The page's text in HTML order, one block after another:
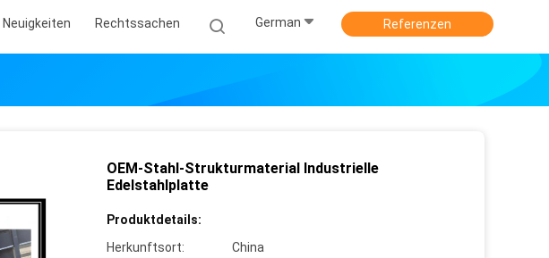
Neuigkeiten Rechtssachen German Referenzen
OEM-Stahl-Strukturmaterial Industrielle
Edelstahlplatte
Produktdetails:
Herkunftsort:
China